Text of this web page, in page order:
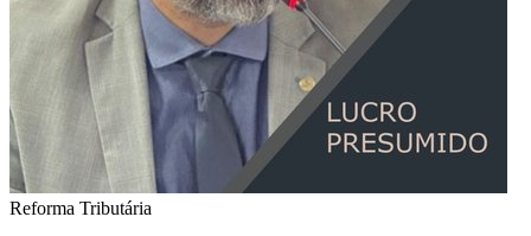
Reforma Tributária